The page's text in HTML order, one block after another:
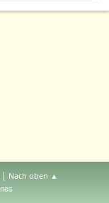
| Nach oben ▲